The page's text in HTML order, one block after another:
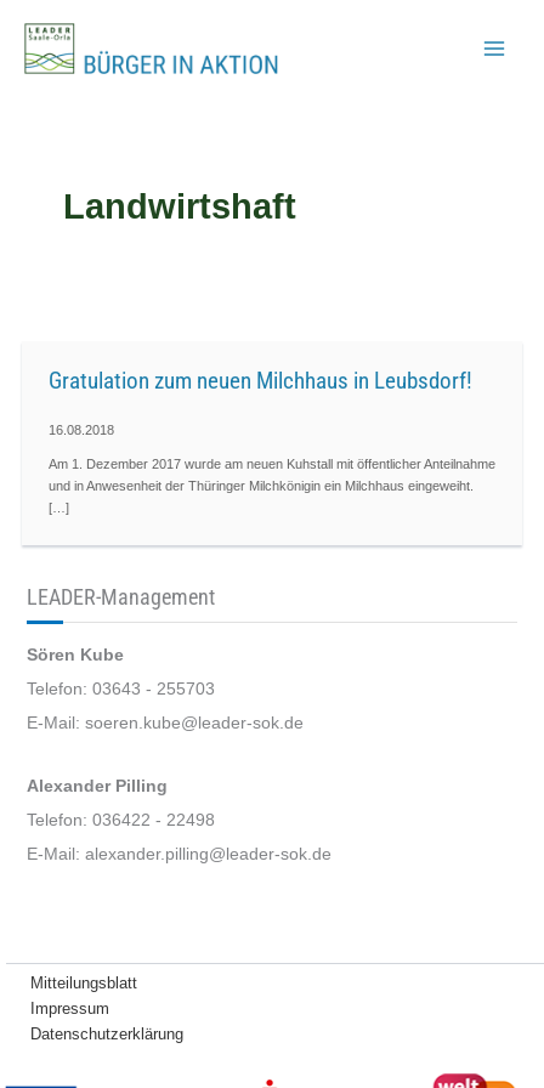
Inhalt
springen
Landwirtshaft
Gratulation zum neuen Milchhaus in Leubsdorf!
16.08.2018
Am 1. Dezember 2017 wurde am neuen Kuhstall mit öffentlicher Anteilnahme
und in Anwesenheit der Thüringer Milchkönigin ein Milchhaus eingeweiht.
[…]
LEADER-Management
Sören Kube
Telefon: 03643 - 255703
E-Mail: soeren.kube@leader-sok.de
Alexander Pilling
Telefon: 036422 - 22498
E-Mail: alexander.pilling@leader-sok.de
Mitteilungsblatt
Impressum
Datenschutzerklärung